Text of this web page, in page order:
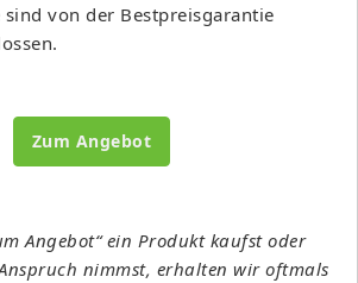
sind von der Bestpreisgarantie
Zum Angebot
Angebot“ ein Produkt kaufst oder
nimmst, erhalten wir oftmals